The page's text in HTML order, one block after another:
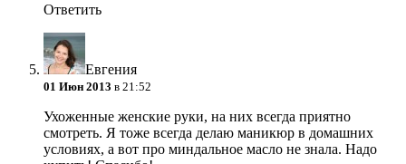
Ответить
Евгения
01 Июн 2013 в 21:52
Ухоженные женские руки, на них всегда приятно
смотреть. Я тоже всегда делаю маникюр в домашних
условиях, а вот про миндальное масло не знала. Надо